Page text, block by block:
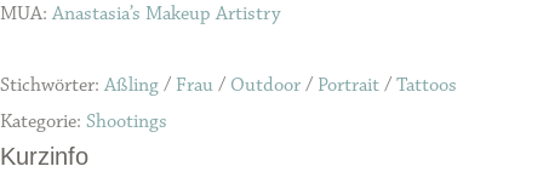
MUA: Anastasia’s Makeup Artistry
Stichwörter: Aßling / Frau / Outdoor / Portrait / Tattoos
Kategorie: Shootings
Kurzinfo